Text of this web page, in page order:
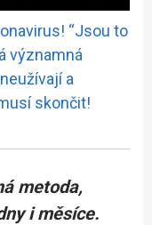
“Jsou to
významná
a
skončit!
metoda,
i měsíce.